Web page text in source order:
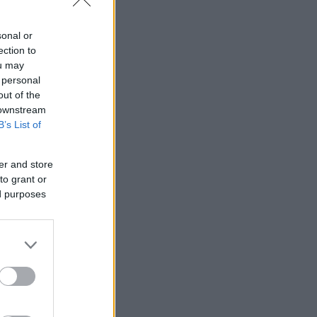
or
to
may
of the
List of
and store
grant or
purposes